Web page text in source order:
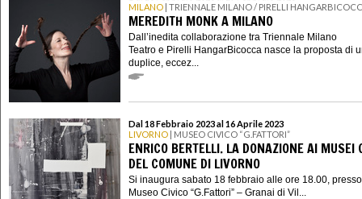
MILANO | TRIENNALE MILANO / PIRELLI
MEREDITH MONK A MILANO
Dall’inedita collaborazione tra Triennale Milano
Teatro e Pirelli HangarBicocca nasce la proposta di
duplice, eccez...
Dal 18 Febbraio 2023 al 16 Aprile 2023
LIVORNO | MUSEO CIVICO “G.FATTORI”
ENRICO BERTELLI. LA DONAZIONE AI MUSEI
DEL COMUNE DI LIVORNO
Si inaugura sabato 18 febbraio alle ore 18.00,
Museo Civico “G.Fattori” – Granai di Vil...